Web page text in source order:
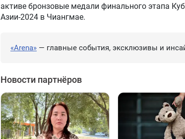
активе бронзовые медали финального этапа
Азии-2024 в Чиангмае.
«Arena» — главные события, эксклюзивы и